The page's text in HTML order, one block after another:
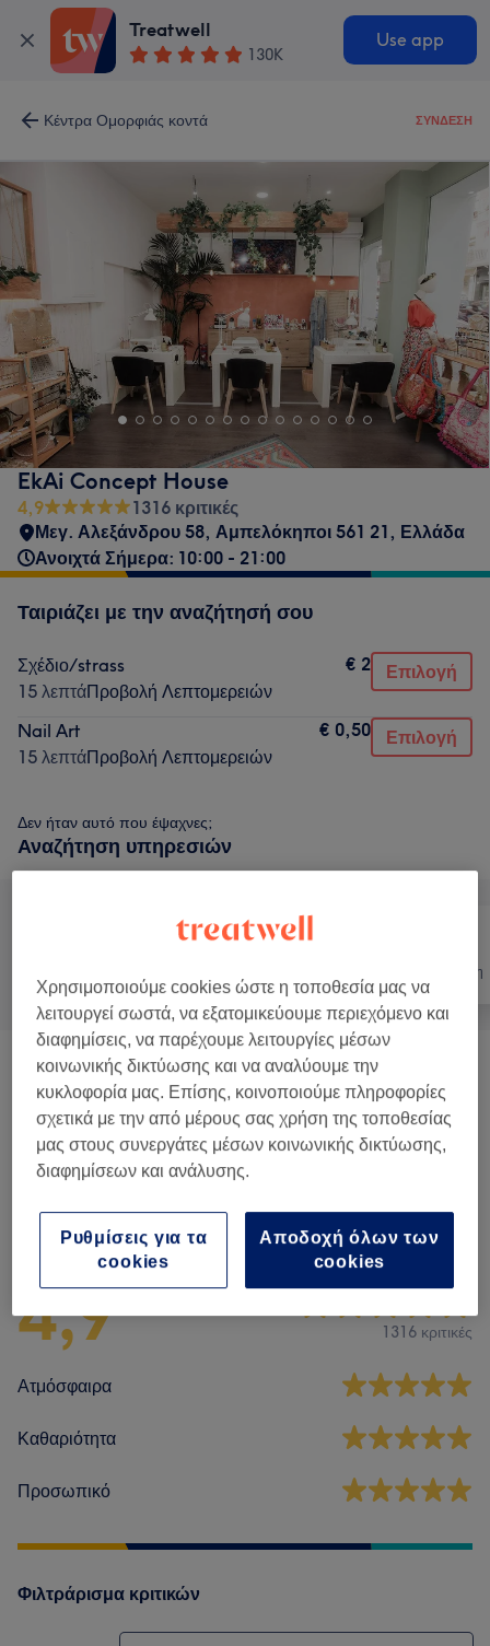
Treatwell
130K
Use app
Κέντρα Ομορφιάς κοντά ΣΎΝΔΕΣΗ
EkAi Concept House
4,9
1316 κριτικές
Μεγ. Αλεξάνδρου 58, Αμπελόκηποι 561 21, Ελλάδα
Ανοιχτά Σήμερα: 10:00 - 21:00
Ταιριάζει με την αναζήτησή σου
Σχέδιο/strass
15 λεπτάΠροβολή Λεπτομερειών
€ 2 Επιλογή
Nail Art
15 λεπτάΠροβολή Λεπτομερειών
€ 0,50 Επιλογή
Δεν ήταν αυτό που έψαχνες;
Αναζήτηση υπηρεσιών
Αποτρίχωση
Μανικιούρ Και Θεραπείες Χεριών (30) από € 0,50
Πεντικιούρ Και Θεραπείες Ποδιών (18) από € 2
Αξιολογήσεις καταστήματος
4,9 1316 κριτικές
Ατμόσφαιρα
Καθαριότητα
Προσωπικό
Φιλτράρισμα κριτικών
Χρησιμοποιούμε cookies ώστε η τοποθεσία μας να
λειτουργεί σωστά, να εξατομικεύουμε περιεχόμενο και
διαφημίσεις, να παρέχουμε λειτουργίες μέσων
κοινωνικής δικτύωσης και να αναλύουμε την
κυκλοφορία μας. Επίσης, κοινοποιούμε πληροφορίες
σχετικά με την από μέρους σας χρήση της τοποθεσίας
μας στους συνεργάτες μέσων κοινωνικής δικτύωσης,
διαφημίσεων και ανάλυσης.
Αποδοχή όλων των
cookies
Ρυθμίσεις για τα
cookies